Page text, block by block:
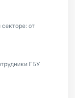
от
ГБУ